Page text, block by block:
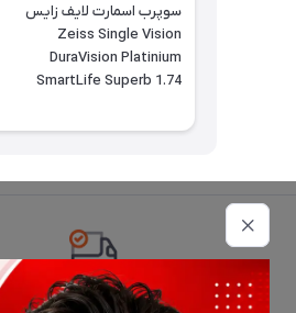
سوپرب اسمارت لایف زایس
Zeiss Single Vision
DuraVision Platinium
SmartLife Superb 1.74
تحویل اکسپرس